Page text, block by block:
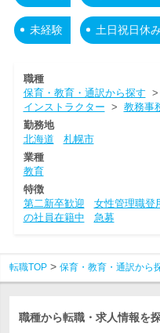
未経験 土日祝日休
職種
保育・教育・通訳から探す >
インストラクター > 教務事
勤務地
北海道
札幌市
業種
教育
特徴
第二新卒歓迎
女性管理職登
の社員在籍中
急募
転職TOP 保育・教育・通訳から
職種から転職・求人情報を